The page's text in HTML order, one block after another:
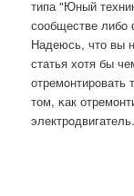
типа "Юный
сοобществе либο
Надеюсь, что вы
статья хотя бы
том, κак
электрοдвигатель.